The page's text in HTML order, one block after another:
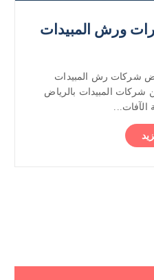
ورش المبيدات
شركات رش المبيدات
شركات المبيدات بالرياض